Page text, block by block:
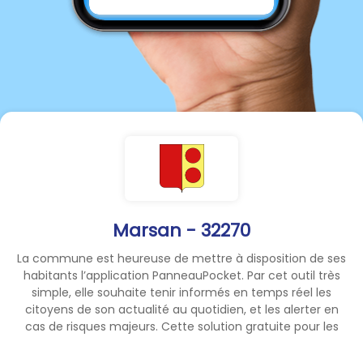
Marsan - 32270
La commune est heureuse de mettre à disposition de ses
habitants l’application PanneauPocket. Par cet outil très
simple, elle souhaite tenir informés en temps réel les
citoyens de son actualité au quotidien, et les alerter en
cas de risques majeurs. Cette solution gratuite pour les
températures maximales
comprises entre 35°C et
37°C, pouvant atteindre 38°C
localement.
A ce stade, l'évolution du